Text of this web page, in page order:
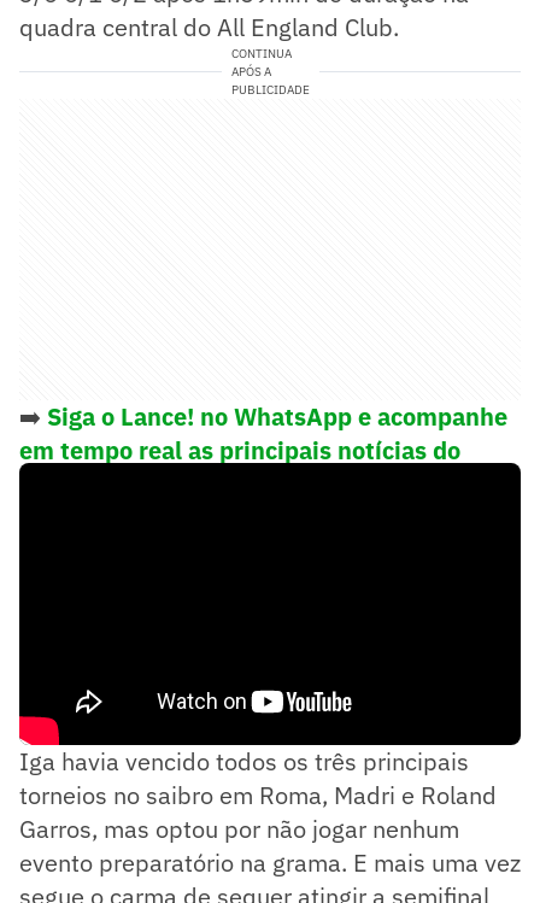
quadra central do All England Club.
CONTINUA
APÓS A
PUBLICIDADE
➡️ Siga o Lance! no WhatsApp e acompanhe
em tempo real as principais notícias do
Iga havia vencido todos os três principais
torneios no saibro em Roma, Madri e Roland
Garros, mas optou por não jogar nenhum
evento preparatório na grama. E mais uma vez
segue o carma de sequer atingir a semifinal